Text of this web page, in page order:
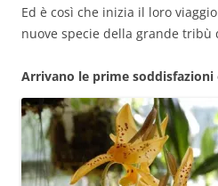
Ed è così che inizia il loro
nuove specie della grande tribù
Arrivano le prime